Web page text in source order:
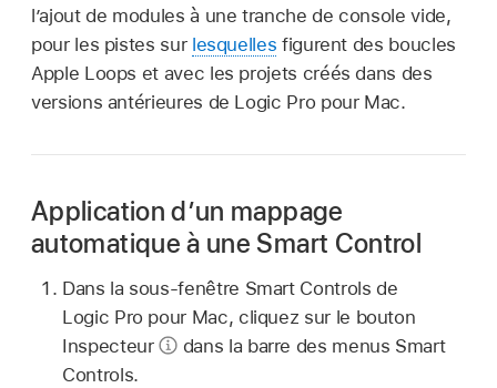
l’ajout de modules à une tranche de console vide,
pour les pistes sur lesquelles figurent des boucles
Apple Loops et avec les projets créés dans des
versions antérieures de Logic Pro pour Mac.
Application d’un mappage
automatique à une Smart Control
Dans la sous-fenêtre Smart Controls de
Logic Pro pour Mac, cliquez sur le bouton
Inspecteur
dans la barre des menus Smart
Controls.